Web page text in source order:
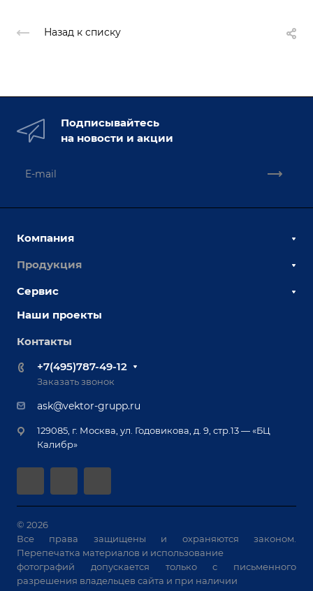
Назад к списку
Подписывайтесь
на новости и акции
Компания
О компании
Выставки и мероприятия
Вопрос ответ
Реквизиты
Документы
Продукция
Сборочно-сварочные столы
Оснастка для сварочных столов
Оборудование для приварки крепежа
Приварной крепеж
Специализированные решения для сварки
Позиционеры и вращатели
Машины контактной сварки
Универсальные зажимы
Системы аспирации
Станки лазерной резки
Сервис
Сервисное обслуживание
Обучение
Лизинг
Гарантия
автоматизации
Наши проекты
Контакты
+7(495)787-49-12
Заказать звонок
ask@vektor-grupp.ru
129085, г. Москва, ул. Годовикова, д. 9, стр.13 — «БЦ
Калибр»
© 2026
Все права защищены и охраняются законом.
Перепечатка материалов и использование
фотографий допускается только с письменного
разрешения владельцев сайта и при наличии